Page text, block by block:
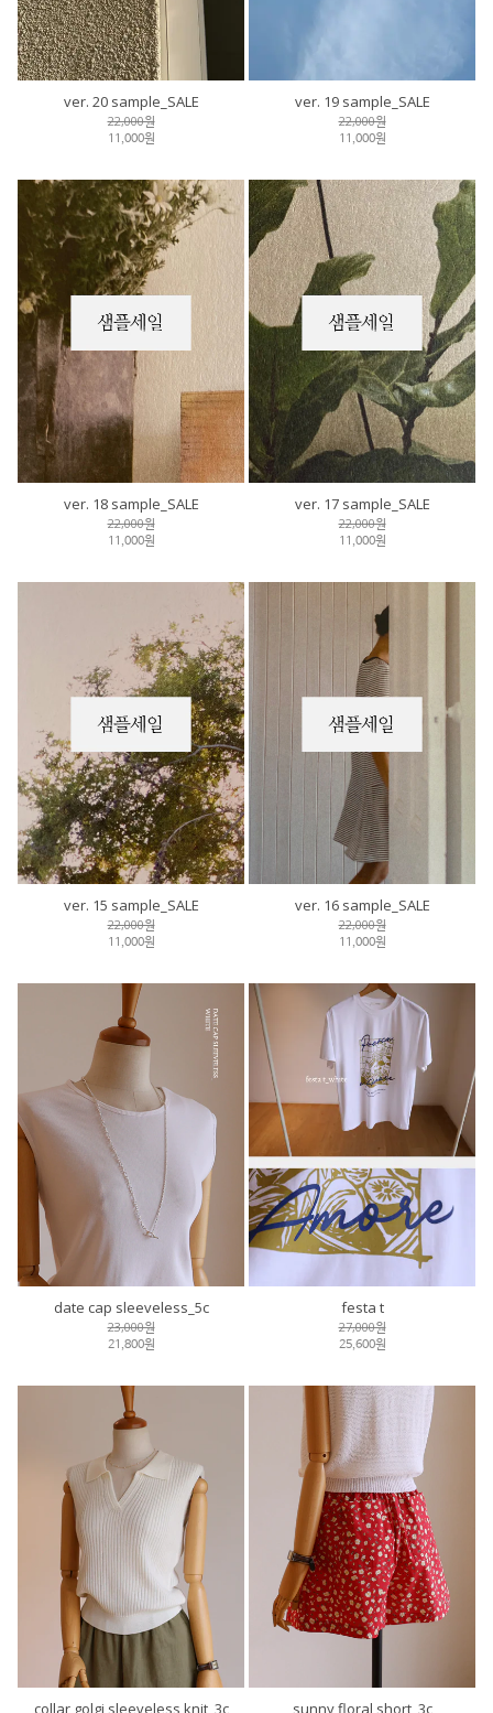
ver. 20 sample_SALE
22,000원
11,000원
ver. 19 sample_SALE
22,000원
11,000원
ver. 18 sample_SALE
22,000원
11,000원
ver. 17 sample_SALE
22,000원
11,000원
ver. 15 sample_SALE
22,000원
11,000원
ver. 16 sample_SALE
22,000원
11,000원
date cap sleeveless_5c
23,000원
21,800원
festa t
27,000원
25,600원
collar golgi sleeveless knit_3c sunny floral short_3c